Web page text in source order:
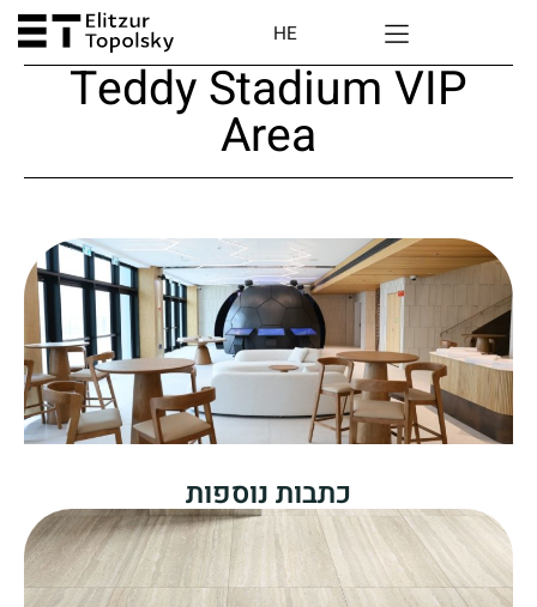
HE
Teddy Stadium VIP
Area
כתבות נוספות